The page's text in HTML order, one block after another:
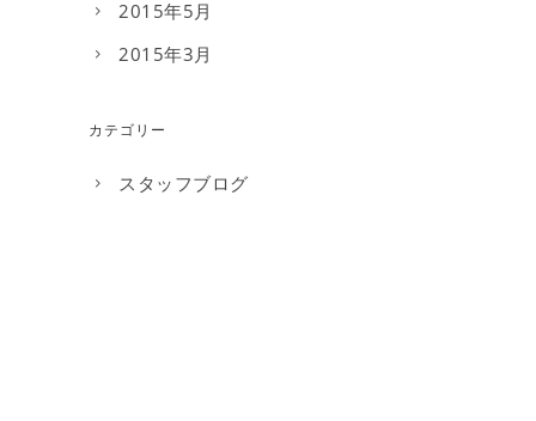
2015年5月
2015年3月
カテゴリー
スタッフブログ